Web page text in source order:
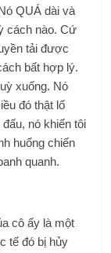
QUÁ dài và
cách nào. Cứ
tải được
bất hợp lý.
xuống. Nó
đó thật lố
nó khiến tôi
huống chiến
quanh.
cô ấy là một
tế đó bị hủy